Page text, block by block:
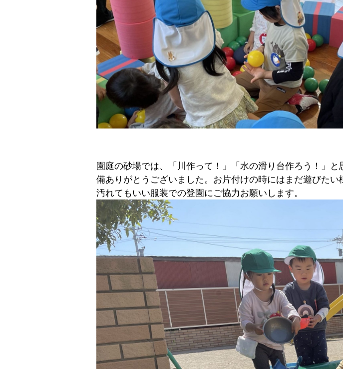
園庭の砂場では、「川作って！」「水の滑り台作ろう！」
備ありがとうございました。お片付けの時にはまだ遊びた
汚れてもいい服装での登園にご協力お願いします。